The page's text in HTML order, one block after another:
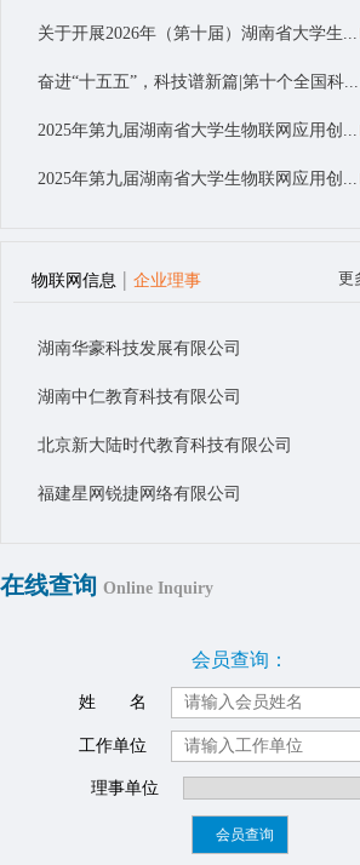
关于开展2026年（第十届）湖南省大学生...
奋进“十五五”，科技谱新篇|第十个全国科...
2025年第九届湖南省大学生物联网应用创...
2025年第九届湖南省大学生物联网应用创...
物联网信息 | 企业理事 更
湖南华豪科技发展有限公司
湖南中仁教育科技有限公司
北京新大陆时代教育科技有限公司
福建星网锐捷网络有限公司
在线查询 Online Inquiry
会员查询：
姓 名
工作单位
理事单位